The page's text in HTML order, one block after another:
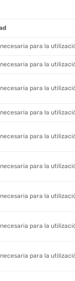
para la
para la
para la
para la
para la
para la
para la
para la
para la